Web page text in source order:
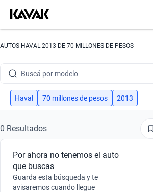
AUTOS HAVAL 2013 DE 70 MILLONES DE PESOS
Buscá por modelo
Buscá por versión
Buscá por marca
Buscá por modelo
Buscá por versión
Haval 70 millones de pesos 2013
0 Resultados
Por ahora no tenemos el auto
que buscas
Guarda esta búsqueda y te
avisaremos cuando llegue